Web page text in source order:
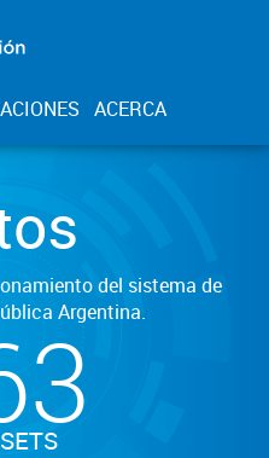
ACERCA
del sistema de
Argentina.